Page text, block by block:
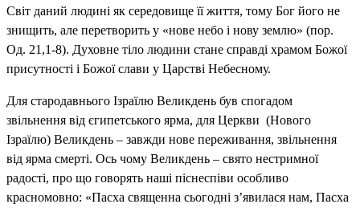
Світ даний людині як середовище її життя, тому Бог його не
знищить, але перетворить у «нове небо і нову землю» (пор.
Од. 21,1-8). Духовне тіло людини стане справді храмом Божої
присутності і Божої слави у Царстві Небесному.
Для стародавнього Ізраїлю Великдень був спогадом
звільнення від єгипетського ярма, для Церкви (Нового
Ізраїлю) Великдень – завжди нове переживання, звільнення
від ярма смерті. Ось чому Великдень – свято нестримної
радості, про що говорять наші піснеспіви особливо
красномовно: «Пасха священна сьогодні з’явилася нам, Пасха